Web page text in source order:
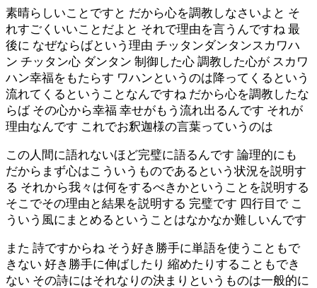
素晴らしいことですと だから心を調教しなさいよと そ
れすごくいいことだよと それで理由を言うんですね 最
後に なぜならばという理由 チッタンダンタンスカワハ
ン チッタン心 ダンタン 制御した心 調教した心が スカワ
ハン幸福をもたらす ワハンというのは降ってくるという
流れてくるということなんですね だから心を調教したな
らば その心から幸福 幸せがもう流れ出るんです それが
理由なんです これでお釈迦様の言葉っていうのは
この人間に語れないほど完璧に語るんです 論理的にも
だからまず心はこういうものであるという状況を説明す
る それから我々は何をするべきかということを説明する
そこでその理由と結果を説明する 完璧です 四行目で こ
ういう風にまとめるということはなかなか難しいんです
また 詩ですからね そう好き勝手に単語を使うこともで
きない 好き勝手に伸ばしたり 縮めたりすることもでき
ない その詩にはそれなりの決まりというものは一般的に